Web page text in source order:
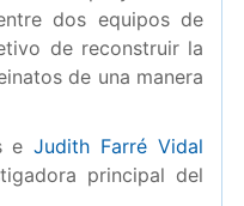
dos equipos de
de reconstruir la
de una manera
eJudith Farré Vidal
principal del